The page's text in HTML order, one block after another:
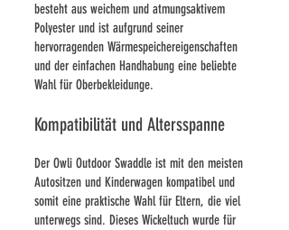
besteht aus weichem und atmungsaktivem
Polyester und ist aufgrund seiner
hervorragenden Wärmespeichereigenschaften
und der einfachen Handhabung eine beliebte
Wahl für Oberbekleidunge.
Kompatibilität und Altersspanne
Der Owli Outdoor Swaddle ist mit den meisten
Autositzen und Kinderwagen kompatibel und
somit eine praktische Wahl für Eltern, die viel
unterwegs sind. Dieses Wickeltuch wurde für